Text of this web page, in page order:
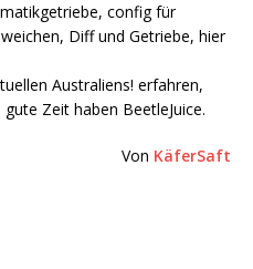
config für
Diff und Getriebe, hier
Australiens! erfahren,
Zeit haben BeetleJuice.
Von KäferSaft